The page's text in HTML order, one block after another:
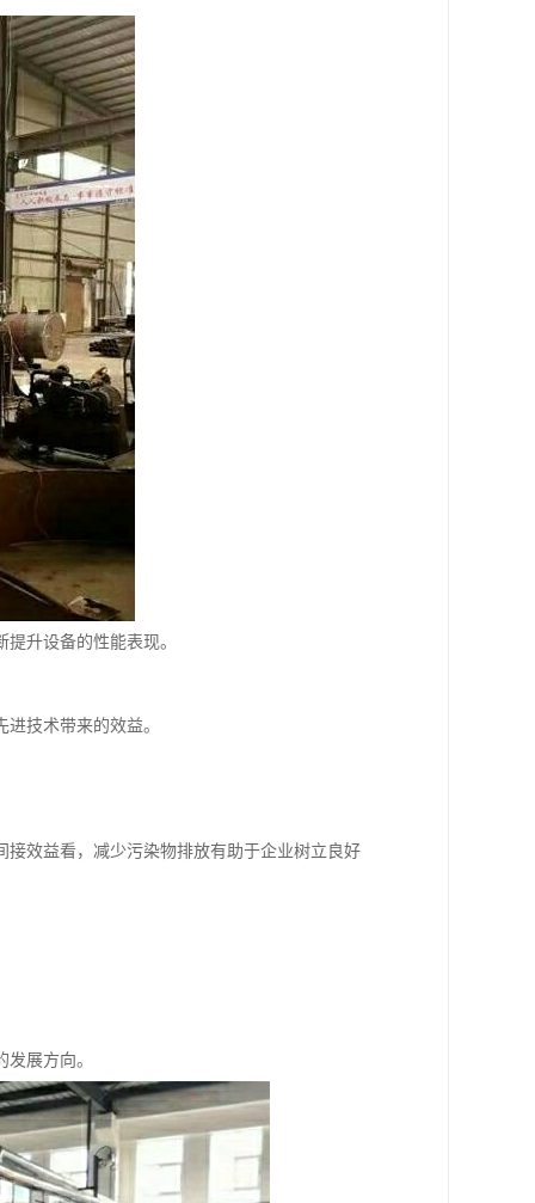
升设备的性能表现。
技术带来的效益。
效益看，减少污染物排放有助于企业树立良好
展方向。